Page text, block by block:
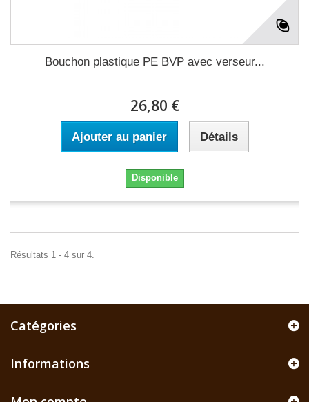
Bouchon plastique PE BVP avec verseur...
26,80 €
Ajouter au panier Détails
Disponible
Résultats 1 - 4 sur 4.
Catégories
Informations